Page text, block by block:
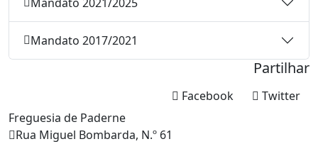
Mandato 2017/2021
Partilhar
Twitter
Facebook
Freguesia de Paderne
Rua Miguel Bombarda, N.º 61